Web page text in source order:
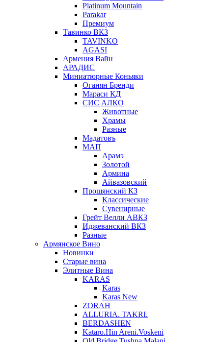
Platinum Mountain
Parakar
Премиум
Тавинко ВКЗ
TAVINKO
AGASI
Армения Вайн
АРАДИС
Миниатюрные Коньяки
Оганян Бренди
Мараси КД
СИС АЛКО
Животные
Храмы
Разные
Мадатовъ
МАП
Арамэ
Золотой
Армина
Айвазовский
Прошянский КЗ
Классические
Сувенирные
Грейт Велли АВКЗ
Иджеванский ВКЗ
Разные
Армянское Вино
Новинки
Старые вина
Элитные Вина
KARAS
Karas
Karas New
ZORAH
ALLURIA. TAKRI.
BERDASHEN
Kataro.Hin Areni.Voskeni